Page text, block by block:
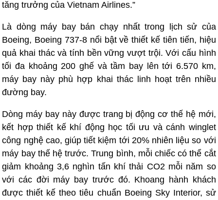
tăng trưởng của Vietnam Airlines.”
Là dòng máy bay bán chạy nhất trong lịch sử của
Boeing, Boeing 737-8 nổi bật về thiết kế tiên tiến, hiệu
quả khai thác và tính bền vững vượt trội. Với cấu hình
tối đa khoảng 200 ghế và tầm bay lên tới 6.570 km,
máy bay này phù hợp khai thác linh hoạt trên nhiều
đường bay.
Dòng máy bay này được trang bị động cơ thế hệ mới,
kết hợp thiết kế khí động học tối ưu và cánh winglet
công nghệ cao, giúp tiết kiệm tới 20% nhiên liệu so với
máy bay thế hệ trước. Trung bình, mỗi chiếc có thể cắt
giảm khoảng 3,6 nghìn tấn khí thải CO2 mỗi năm so
với các đời máy bay trước đó. Khoang hành khách
được thiết kế theo tiêu chuẩn Boeing Sky Interior, sử